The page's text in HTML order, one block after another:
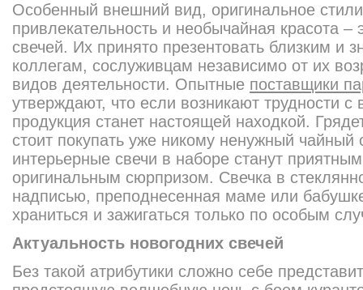
Особенный внешний вид, оригинальное
привлекательность и необычайная красота –
свечей. Их принято презентовать близким и
коллегам, сослуживцам независимо от их
видов деятельности. Опытные поставщики
утверждают, что если возникают трудности
продукция станет настоящей находкой.
стоит покупать уже никому ненужный чайный
интерьерные свечи в наборе станут
оригинальным сюрпризом. Свечка в
надписью, преподнесенная маме или
храниться и зажигаться только по особым
Актуальность новогодних свечей
Без такой атрибутики сложно себе